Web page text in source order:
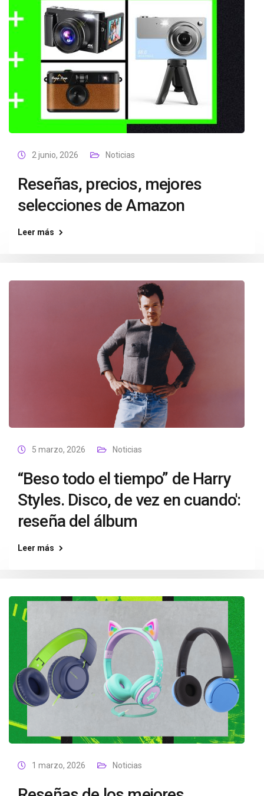
2 junio, 2026 Noticias
Reseñas, precios, mejores
selecciones de Amazon
Leer más
5 marzo, 2026 Noticias
“Beso todo el tiempo” de Harry
Styles. Disco, de vez en cuando':
reseña del álbum
Leer más
1 marzo, 2026 Noticias